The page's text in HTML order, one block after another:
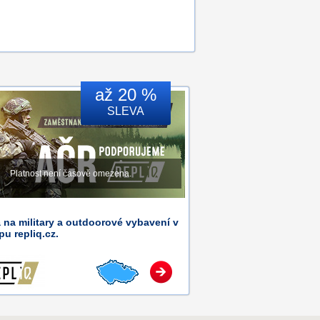
až 20 %
SLEVA
Platnost není časově omezena.
na military a outdoorové vybavení v
repliq.cz.